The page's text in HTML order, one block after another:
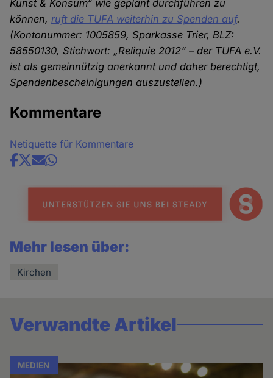
Kunst & Konsum“ wie geplant durchführen zu
können,ruft die TUFA weiterhin zu Spenden auf.
(Kontonummer: 1005859, Sparkasse Trier, BLZ:
58550130, Stichwort: „Reliquie 2012“ – der TUFA e.V.
ist als gemeinnützig anerkannt und daher berechtigt,
Spendenbescheinigungen auszustellen.)
Kommentare
Netiquette für Kommentare
Share
news
Mehr lesen über:
Kirchen
Verwandte Artikel
MEDIEN